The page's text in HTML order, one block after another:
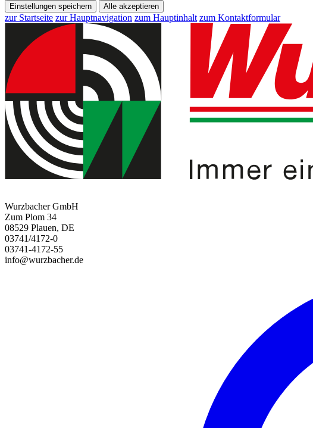
Einstellungen speichern Alle akzeptieren
zur Startseite zur Hauptnavigation zum Hauptinhalt zum Kontaktformular
Wurzbacher GmbH
Zum Plom 34
08529 Plauen, DE
03741/4172-0
03741-4172-55
info@wurzbacher.de